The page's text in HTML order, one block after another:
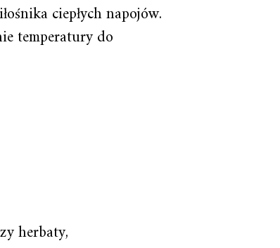
ciepłych napojów.
temperatury do
herbaty,